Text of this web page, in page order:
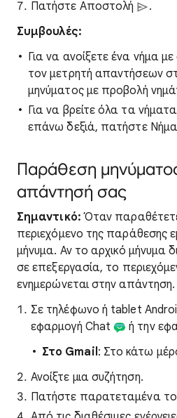
Πατήστε Αποστολή
.
Συμβουλές:
Για να ανοίξετε ένα νήμα
τον μετρητή απαντήσεων
μηνύματος με προβολή
Για να βρείτε όλα τα
επάνω δεξιά, πατήστε Νήμα
Παράθεση
απάντησή σας
Σημαντικό:Όταν
περιεχόμενο της παράθεσης
μήνυμα. Αν το αρχικό μήνυμα
σε επεξεργασία, το
ενημερώνεται στην απάντηση.
Σε τηλέφωνο ή tablet
εφαρμογή Chat
ή την
Στο Gmail: Στο κάτω
Ανοίξτε μια συζήτηση.
Πατήστε παρατεταμένα το